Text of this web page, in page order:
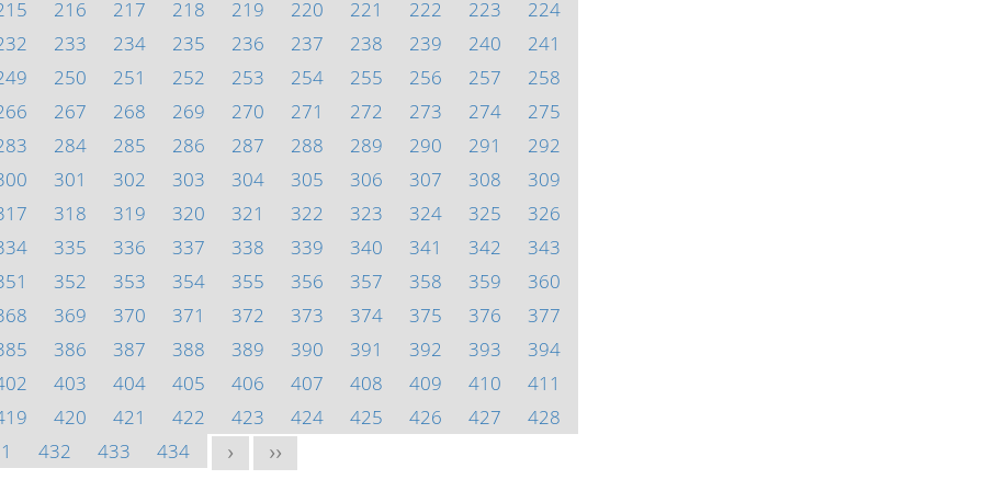
216 217 218 219 220 221 222 223
224
233 234 235 236 237 238 239 240
241
250 251 252 253 254 255 256 257
258
267 268 269 270 271 272 273 274
275
284 285 286 287 288 289 290 291
292
301 302 303 304 305 306 307 308
309
318 319 320 321 322 323 324 325
326
335 336 337 338 339 340 341 342
343
352 353 354 355 356 357 358 359
360
369 370 371 372 373 374 375 376
377
386 387 388 389 390 391 392 393
394
403 404 405 406 407 408 409 410
411
420 421 422 423 424 425 426 427
428
432 433 434 > >>